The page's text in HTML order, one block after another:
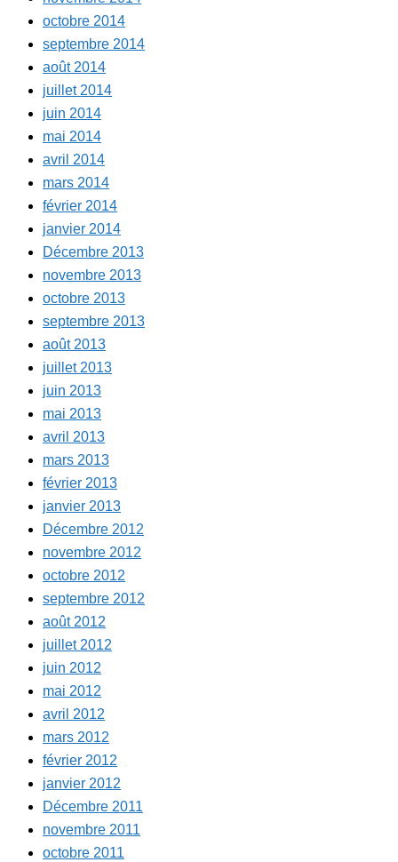
octobre 2014
septembre 2014
août 2014
juillet 2014
juin 2014
mai 2014
avril 2014
mars 2014
février 2014
janvier 2014
Décembre 2013
novembre 2013
octobre 2013
septembre 2013
août 2013
juillet 2013
juin 2013
mai 2013
avril 2013
mars 2013
février 2013
janvier 2013
Décembre 2012
novembre 2012
octobre 2012
septembre 2012
août 2012
juillet 2012
juin 2012
mai 2012
avril 2012
mars 2012
février 2012
janvier 2012
Décembre 2011
novembre 2011
octobre 2011